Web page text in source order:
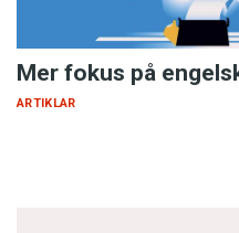
Mer fokus på
ARTIKLAR